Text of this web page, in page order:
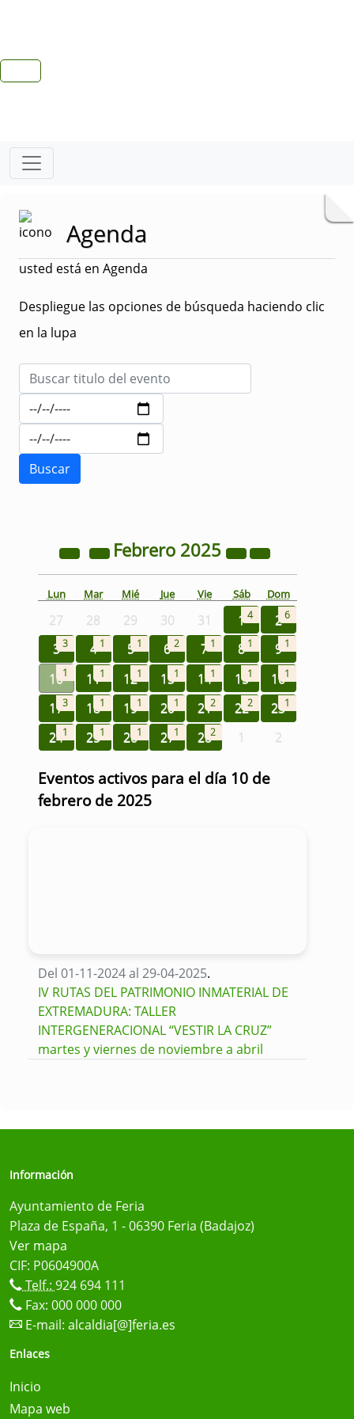
Agenda
usted está en Agenda
Despliegue las opciones de búsqueda haciendo clic
en la lupa
Febrero 2025
Lun Mar Mié Jue Vie Sáb Dom
27 28 29 30 31 14 26
33 4 1 5 1 6 2 7 1 8 1 9 1
101 111 121 131 141 151 161
173 181 191 201 212 222 231
241 251 261 271 282 1 2
Eventos activos para el día 10 de
febrero de 2025
Del 01-11-2024 al 29-04-2025.
IV RUTAS DEL PATRIMONIO INMATERIAL DE
EXTREMADURA: TALLER
INTERGENERACIONAL “VESTIR LA CRUZ”
martes y viernes de noviembre a abril
Información
Ayuntamiento de Feria
Plaza de España, 1 - 06390 Feria (Badajoz)
Ver mapa
CIF: P0604900A
Telf.: 924 694 111
Fax: 000 000 000
E-mail: alcaldia[@]feria.es
Enlaces
Inicio
Mapa web